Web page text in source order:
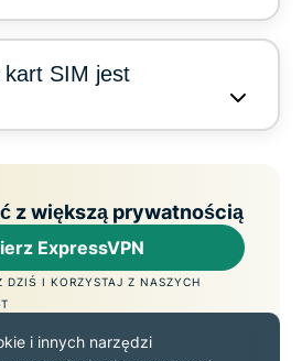
kart SIM jest
z większą prywatnością
ExpressVPN
DZIŚ I KORZYSTAJ Z NASZYCH